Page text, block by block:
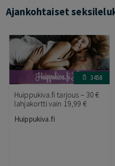
Ajankohtaiset
3458
Huippukiva.fi tarjous – 30 €
lahjakortti vain 19,99 €
Huippukiva.fi